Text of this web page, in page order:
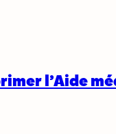
l’Aide